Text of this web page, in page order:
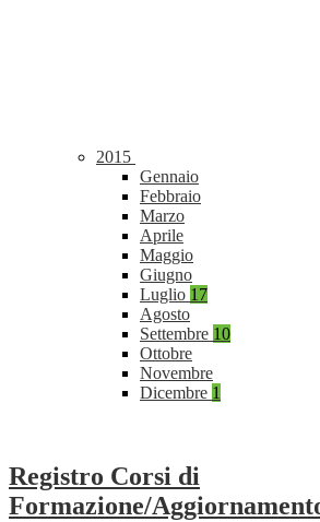
2015
Gennaio
Febbraio
Marzo
Aprile
Maggio
Giugno
Luglio 17
Agosto
Settembre 10
Ottobre
Novembre
Dicembre 1
Registro Corsi di
Formazione/